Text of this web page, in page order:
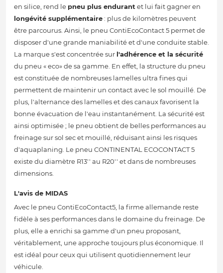
en silice, rend le pneu plus endurantet lui fait gagner en
longévité supplémentaire: plus de kilomètres peuvent
être parcourus. Ainsi, le pneu ContiEcoContact 5 permet de
disposer d'une grande maniabilité et d'une conduite stable.
La marque s'est concentrée sur l'adhérence et la sécurité
du pneu « eco» de sa gamme. En effet, la structure du pneu
est constituée de nombreuses lamelles ultra fines qui
permettent de maintenir un contact avec le sol mouillé. De
plus, l'alternance des lamelles et des canaux favorisent la
bonne évacuation de l'eau instantanément. La sécurité est
ainsi optimisée ; le pneu obtient de belles performances au
freinage sur sol sec et mouillé, réduisant ainsi les risques
d'aquaplaning. Le pneu CONTINENTAL ECOCONTACT 5
existe du diamètre R13'' au R20'' et dans de nombreuses
dimensions.
L'avis de MIDAS
Avec le pneu ContiEcoContact5, la firme allemande reste
fidèle à ses performances dans le domaine du freinage. De
plus, elle a enrichi sa gamme d'un pneu proposant,
véritablement, une approche toujours plus économique. Il
est idéal pour ceux qui utilisent quotidiennement leur
véhicule.